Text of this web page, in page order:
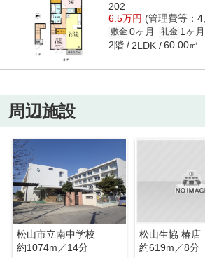
202
6.5万円 (管理費等：
敷金 0ヶ月 礼金 1ヶ月
2階 2LDK 60.00㎡
周辺施設
松山市立南中学校
約1074m／14分
松山生協 椿店
約619m／8分